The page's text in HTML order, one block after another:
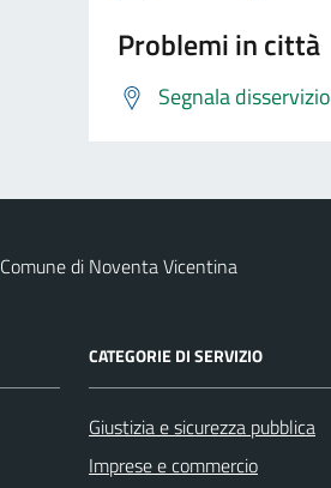
Problemi in città
Segnala disservizio
Comune di Noventa Vicentina
CATEGORIE DI SERVIZIO
Giustizia e sicurezza pubblica
Imprese e commercio